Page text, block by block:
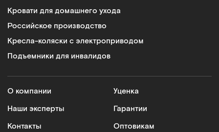
Кровати для домашнего ухода
Российское производство
Кресла-коляски с электроприводом
Подъемники для инвалидов
О компании
Наши эксперты
Контакты
Уценка
Гарантии
Оптовикам